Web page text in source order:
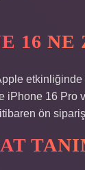
16
etkinliğinde
iPhone 16 Pro
ön